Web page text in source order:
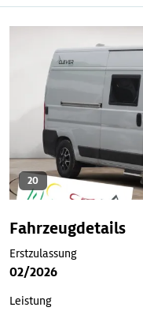
20
Fahrzeugdetails
Erstzulassung
02/2026
Leistung